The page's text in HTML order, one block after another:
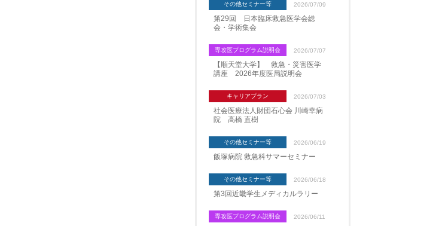
その他セミナー等 2026/07/09
第29回 日本臨床救急医学会総
会・学術集会
専攻医プログラム説明会 2026/07/07
【順天堂大学】 救急・災害医学
講座 2026年度医局説明会
キャリアプラン 2026/07/03
社会医療法人財団石心会 川崎幸病
院 高橋 直樹
その他セミナー等 2026/06/19
飯塚病院 救急科サマーセミナー
その他セミナー等 2026/06/18
第3回近畿学生メディカルラリー
専攻医プログラム説明会 2026/06/11